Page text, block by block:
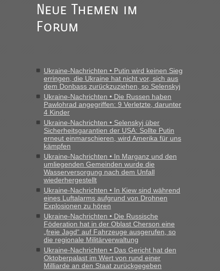
Neue Themen im
Forum
Ukraine-Nachrichten • Putin wird keinen Sieg
erringen, die Ukraine hat nicht vor, sich aus
dem Donbass zurückzuziehen, so Selenskyj
Ukraine-Nachrichten • Die Russen haben
Pawlohrad angegriffen: 9 Verletzte, darunter
4 Kinder
Ukraine-Nachrichten • Selenskyj über
Sicherheitsgarantien der USA: Sollte Putin
erneut einmarschieren, wird Amerika für uns
kämpfen
Ukraine-Nachrichten • In Marganz und den
umliegenden Gemeinden wurde die
Wasserversorgung nach dem Unfall
wiederhergestellt
Ukraine-Nachrichten • In Kiew sind während
eines Luftalarms aufgrund von Drohnen
Explosionen zu hören
Ukraine-Nachrichten • Die Russische
Föderation hat in der Oblast Cherson eine
„freie Jagd“ auf Fahrzeuge ausgerufen, so
die regionale Militärverwaltung
Ukraine-Nachrichten • Das Gericht hat den
Oktoberpalast im Wert von rund einer
Milliarde an den Staat zurückgegeben